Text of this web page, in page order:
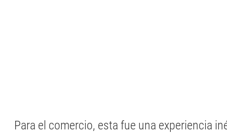
Para el comercio, esta fue una experiencia